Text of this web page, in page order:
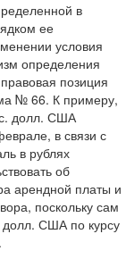
в
ее
условия
определения
позиция
№ 66. К примеру,
долл. США
в связи с
в рублях
об
арендной платы и
поскольку сам
долл. США по курсу